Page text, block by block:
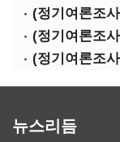
뉴스리듬